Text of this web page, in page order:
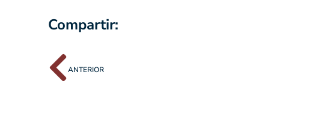
Compartir:
ANTERIOR